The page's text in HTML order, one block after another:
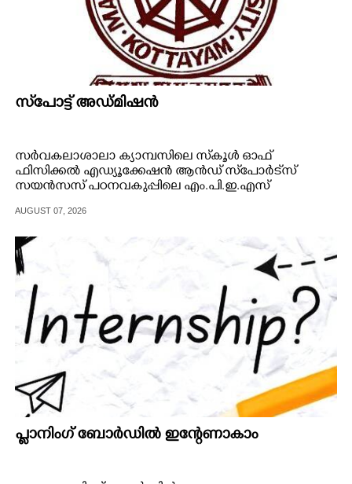
സ്‌പോട്ട് അഡ്മിഷൻ
സർവകലാശാലാ ക്യാമ്പസിലെ സ്‌കൂൾ ഓഫ്
ഫിസിക്കൽ എഡ്യൂക്കേഷൻ ആൻഡ് സ്‌പോർട്‌സ്
സയൻസസ് പഠനവകുപ്പിലെ എം.പി.ഇ.എസ്
AUGUST 07, 2026
പ്ലാനിംഗ് ബോർഡിൽ ഇന്റേണാകാം